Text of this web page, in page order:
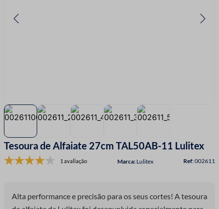
Tesoura de Alfaiate 27cm TAL50AB-11 Lulitex
1 avaliação Lulitex :002611
Alta performance e precisão para os seus cortes! A tesoura
8º